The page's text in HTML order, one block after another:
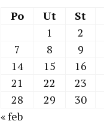
Po
Ut St
« feb
1 2
7
8 9
14
15 16
21
22 23
28
29 30